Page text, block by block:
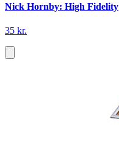
Nick Hornby: High Fidelity
35 kr.